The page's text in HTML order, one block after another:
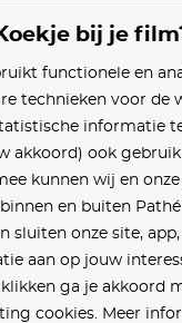
Koekje bij je
functionele en
technieken voor de
informatie
akkoord) ook
kunnen wij en
en buiten
sluiten onze site,
aan op jouw
klikken ga je akkoord
cookies. Meer